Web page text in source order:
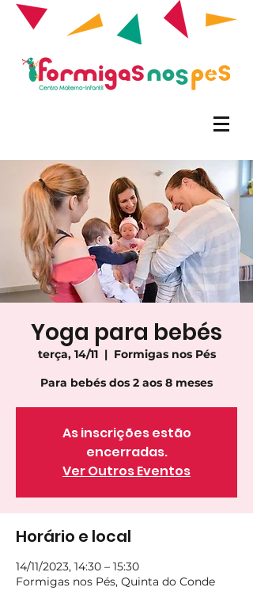
Yoga para bebés
terça, 14/11
  |
Formigas nos Pés
Para bebés dos 2 aos 8 meses
As inscrições estão
encerradas.
Ver Outros Eventos
Horário e local
14/11/2023, 14:30 – 15:30
Formigas nos Pés, Quinta do Conde